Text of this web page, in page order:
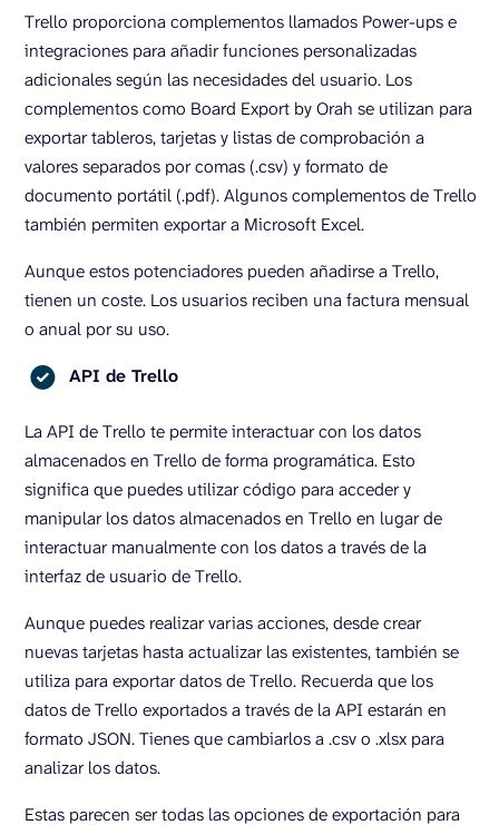
Trello proporciona complementos llamados Power-ups e
integraciones para añadir funciones personalizadas
adicionales según las necesidades del usuario. Los
complementos como Board Export by Orah se utilizan para
exportar tableros, tarjetas y listas de comprobación a
valores separados por comas (.csv) y formato de
documento portátil (.pdf). Algunos complementos de Trello
también permiten exportar a Microsoft Excel.
Aunque estos potenciadores pueden añadirse a Trello,
tienen un coste. Los usuarios reciben una factura mensual
o anual por su uso.
API de Trello
La API de Trello te permite interactuar con los datos
almacenados en Trello de forma programática. Esto
significa que puedes utilizar código para acceder y
manipular los datos almacenados en Trello en lugar de
interactuar manualmente con los datos a través de la
interfaz de usuario de Trello.
Aunque puedes realizar varias acciones, desde crear
nuevas tarjetas hasta actualizar las existentes, también se
utiliza para exportar datos de Trello. Recuerda que los
datos de Trello exportados a través de la API estarán en
formato JSON. Tienes que cambiarlos a .csv o .xlsx para
analizar los datos.
Estas parecen ser todas las opciones de exportación para